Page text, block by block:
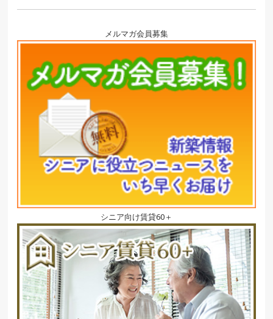
メルマガ会員募集
シニア向け賃貸60＋